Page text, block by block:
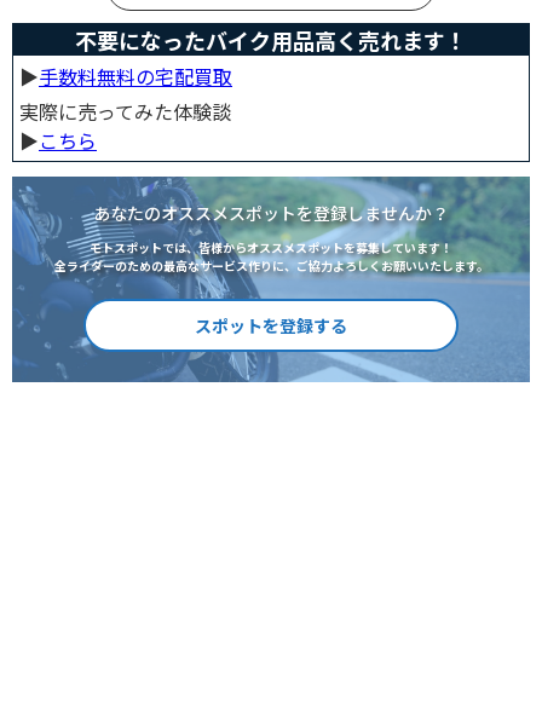
不要になったバイク用品高く売れます！
▶︎手数料無料の宅配買取
実際に売ってみた体験談
▶︎こちら
あなたのオススメスポットを登録しませんか？
モトスポットでは、皆様からオススメスポットを募集しています！
全ライダーのための最高なサービス作りに、ご協力よろしくお願いいたします。
スポットを登録する